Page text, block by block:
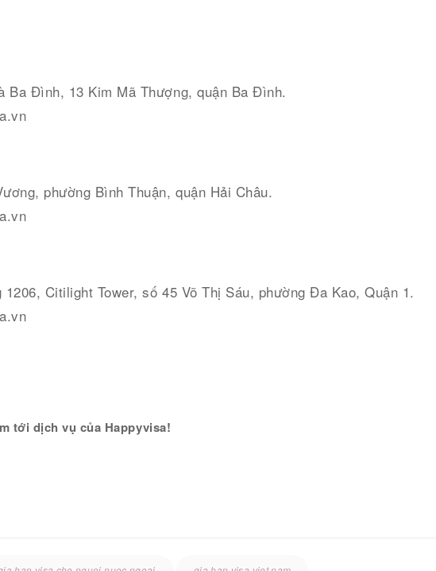
Ba Đình, 13 Kim Mã Thượng, quận Ba Đình.
phường Bình Thuận, quận Hải Châu.
Citilight Tower, số 45 Võ Thị Sáu, phường Đa Kao, Quận 1.
tới dịch vụ của Happyvisa!